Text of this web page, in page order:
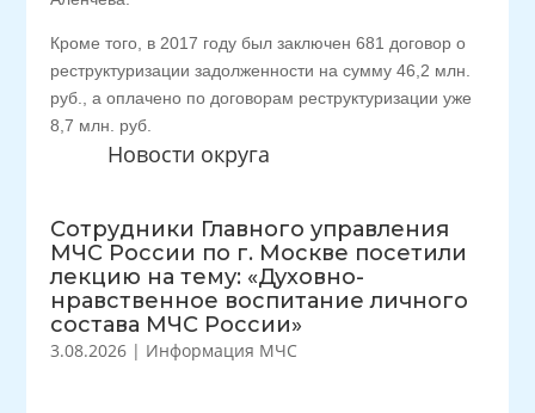
Новости округа
Сотрудники Главного управления
МЧС России по г. Москве посетили
лекцию на тему: «Духовно-
нравственное воспитание личного
состава МЧС России»
3.08.2026 | Информация МЧС
Кроме того, в 2017 году был заключен 681 договор о
реструктуризации задолженности на сумму 46,2 млн.
руб., а оплачено по договорам реструктуризации уже
8,7 млн. руб.